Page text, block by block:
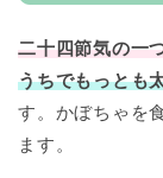
二十四節気の一
うちでもっとも
す。かぼちゃを
ます。